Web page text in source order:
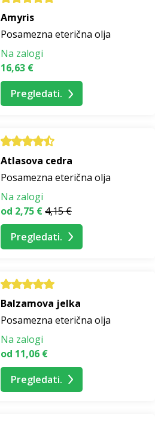
Amyris
Posamezna eterična olja
Na zalogi
16,63 €
Pregledati.
Atlasova cedra
Posamezna eterična olja
Na zalogi
od 2,75 €4,15 €
Pregledati.
Balzamova jelka
Posamezna eterična olja
Na zalogi
od 11,06 €
Pregledati.